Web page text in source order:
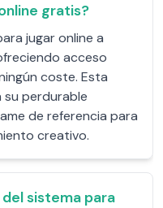
gratis?
jugar online a
acceso
coste. Esta
perdurable
de referencia para
creativo.
sistema para